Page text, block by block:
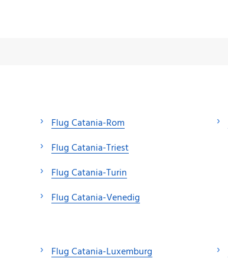
Flug Catania-Rom
Flug Catania-Triest
Flug Catania-Turin
Flug Catania-Venedig
Flug Catania-Luxemburg